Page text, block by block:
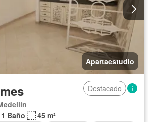
Apartaestudio
Destacado
1 Baño
45 m²